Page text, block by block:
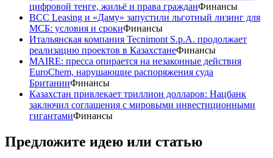
цифровой тенге, жильё и права гражданФинансы
BCC Leasing и «Даму» запустили льготный лизинг для
МСБ: условия и срокиФинансы
Итальянская компания Tecnimont S.p.A. продолжает
реализацию проектов в КазахстанеФинансы
MAIRE: пресса опирается на незаконные действия
EuroChem, нарушающие распоряжения суда
БританииФинансы
Казахстан привлекает триллион долларов: Нацбанк
заключил соглашения с мировыми инвестиционными
гигантамиФинансы
Предложите идею или статью